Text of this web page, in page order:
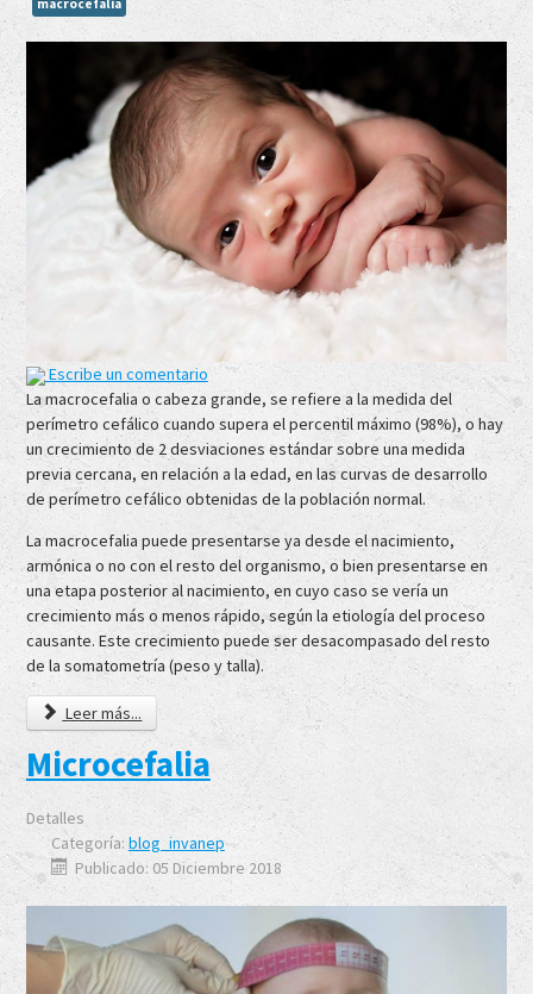
macrocefalia
Escribe un comentario
La macrocefalia o cabeza grande, se refiere a la medida del
perímetro cefálico cuando supera el percentil máximo (98%), o hay
un crecimiento de 2 desviaciones estándar sobre una medida
previa cercana, en relación a la edad, en las curvas de desarrollo
de perímetro cefálico obtenidas de la población normal.
La macrocefalia puede presentarse ya desde el nacimiento,
armónica o no con el resto del organismo, o bien presentarse en
una etapa posterior al nacimiento, en cuyo caso se vería un
crecimiento más o menos rápido, según la etiología del proceso
causante. Este crecimiento puede ser desacompasado del resto
de la somatometría (peso y talla).
Leer más...
Microcefalia
Detalles
Categoría: blog_invanep
Publicado: 05 Diciembre 2018